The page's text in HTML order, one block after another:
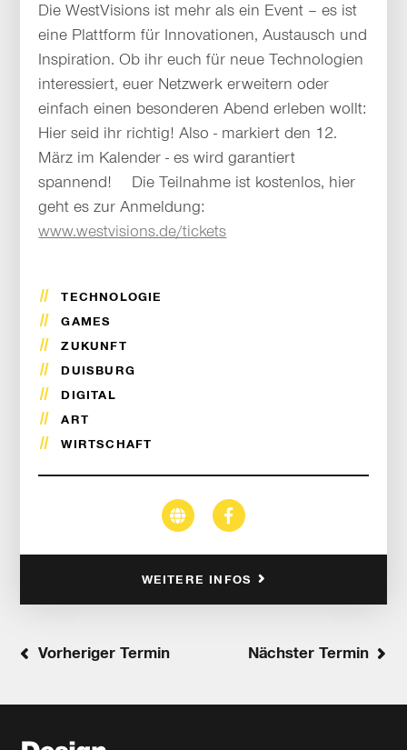
Die WestVisions ist mehr als ein Event – es ist
eine Plattform für Innovationen, Austausch und
Inspiration. Ob ihr euch für neue Technologien
interessiert, euer Netzwerk erweitern oder
einfach einen besonderen Abend erleben wollt:
Hier seid ihr richtig! Also - markiert den 12.
März im Kalender - es wird garantiert
spannend! Die Teilnahme ist kostenlos, hier
geht es zur Anmeldung:
www.westvisions.de/tickets
TECHNOLOGIE
GAMES
ZUKUNFT
DUISBURG
DIGITAL
ART
WIRTSCHAFT
WEITERE INFOS
Vorheriger Termin Nächster Termin